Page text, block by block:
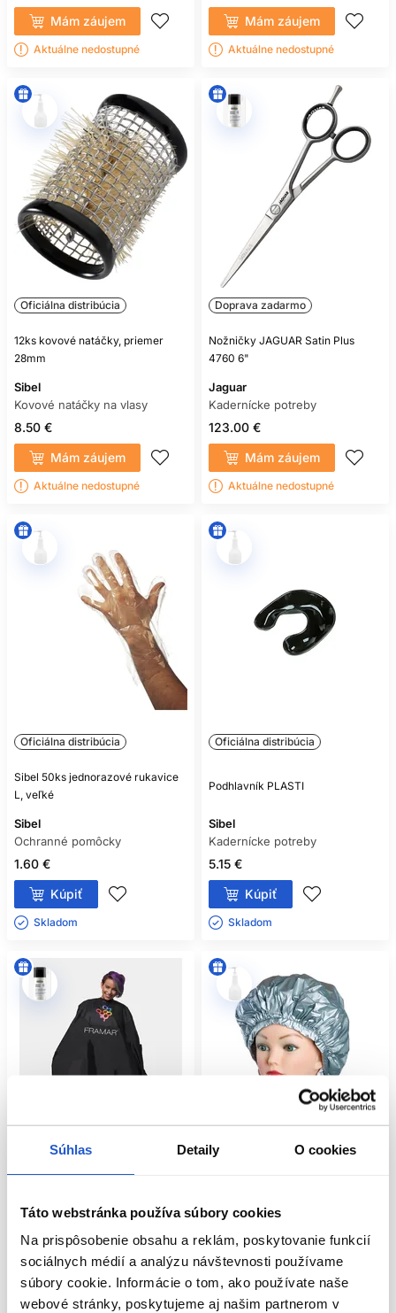
Súhlas Detaily O cookies
Táto webstránka používa súbory cookies
Na prispôsobenie obsahu a reklám, poskytovanie funkcií
sociálnych médií a analýzu návštevnosti používame
súbory cookie. Informácie o tom, ako používate naše
webové stránky, poskytujeme aj našim partnerom v
Mám záujem
Aktuálne nedostupné
Mám záujem
Aktuálne nedostupné
Oficiálna distribúcia
12ks kovové natáčky, priemer
28mm
Sibel
Kovové natáčky na vlasy
8.50 €
Mám záujem
Aktuálne nedostupné
Doprava zadarmo
Nožničky JAGUAR Satin Plus
4760 6"
Jaguar
Kadernícke potreby
123.00 €
Mám záujem
Aktuálne nedostupné
Oficiálna distribúcia
Sibel 50ks jednorazové rukavice
L, veľké
Sibel
Ochranné pomôcky
1.60 €
Kúpiť
Skladom ㅤ
Oficiálna distribúcia
Podhlavník PLASTI
Sibel
Kadernícke potreby
5.15 €
Kúpiť
Skladom ㅤ
Framar pláštenka na farbenie
Framar
Kadernícke potreby
26.60 €
Čiapka na trvalú Alu-Cap super
Sibel
Kadernícke potreby
7.70 €